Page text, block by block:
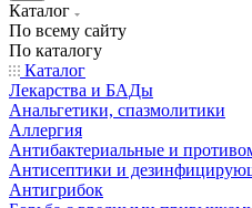
Каталог
По всему сайту
По каталогу
Каталог
Лекарства и БАДы
Анальгетики, спазмолитики
Аллергия
Антибактериальные и
Антисептики и
Антигрибок